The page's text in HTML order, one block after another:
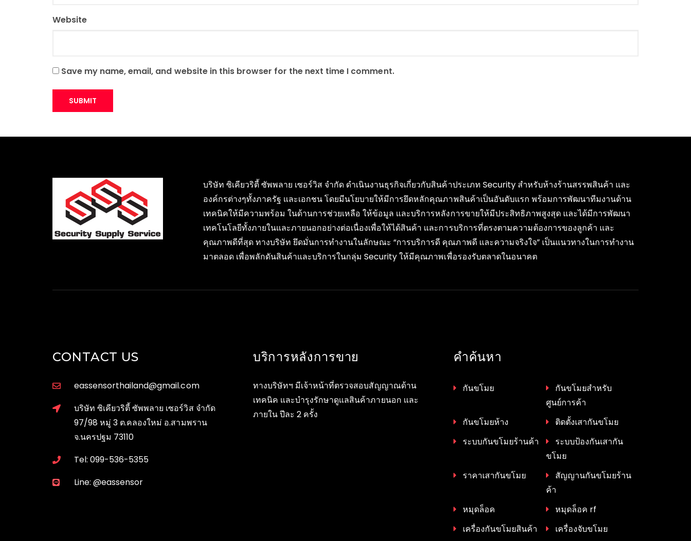
Website
Save my name, email, and website in this browser for the next time I comment.
บริษัท ซิเคียวริตี้ ซัพพลาย เซอร์วิส จำกัด ดำเนินงานธุรกิจเกี่ยวกับสินค้าประเภท Security สำหรับห้างร้านสรรพสินค้า และ
องค์กรต่างๆทั้งภาครัฐ และเอกชน โดยมีนโยบายให้มีการยึดหลักคุณภาพสินค้าเป็นอันดับแรก พร้อมการพัฒนาทีมงานด้าน
เทคนิคให้มีความพร้อม ในด้านการช่วยเหลือ ให้ข้อมูล และบริการหลังการขายให้มีประสิทธิภาพสูงสุด และได้มีการพัฒนา
เทคโนโลยีทั้งภายในและภายนอกอย่างต่อเนื่องเพื่อให้ได้สินค้า และการบริการที่ตรงตามความต้องการของลูกค้า และ
คุณภาพดีที่สุด ทางบริษัท ยึดมั่นการทำงานในลักษณะ “การบริการดี คุณภาพดี และความจริงใจ” เป็นแนวทางในการทำงาน
มาตลอด เพื่อพลักดันสินค้าและบริการในกลุ่ม Security ให้มีคุณภาพเพื่อรองรับตลาดในอนาคต
CONTACT US
eassensorthailand@gmail.com
บริษัท ซิเคียวริตี้ ซัพพลาย เซอร์วิส จำกัด
97/98 หมู่ 3 ต.คลองใหม่ อ.สามพราน
จ.นครปฐม 73110
Tel: 099-536-5355
Line: @eassensor
บริการหลังการขาย
ทางบริษัทฯ มีเจ้าหน้าที่ตรวจสอบสัญญาณด้าน
เทคนิค และบำรุงรักษาดูแลสินค้าภายนอก และ
ภายใน ปีละ 2 ครั้ง
คำค้นหา
กันขโมย
กันขโมยสำหรับ
ศูนย์การค้า
กันขโมยห้าง
ติดตั้งเสากันขโมย
ระบบกันขโมยร้านค้า
ระบบป้องกันเสากัน
ขโมย
ราคาเสากันขโมย
สัญญานกันขโมยร้าน
ค้า
หมุดล็อค
หมุดล็อค rf
เครื่องกันขโมยสินค้า
เครื่องจับขโมย